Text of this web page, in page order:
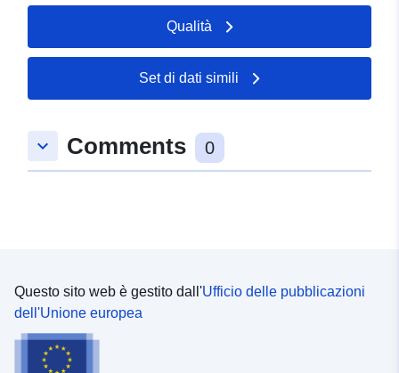
Qualità
Set di dati simili
keyboard_arrow_down Comments 0
Questo sito web è gestito dall'Ufficio delle pubblicazioni
dell'Unione europea